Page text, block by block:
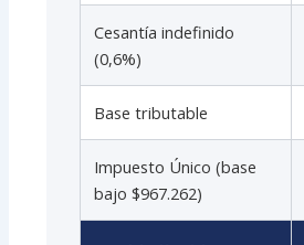
Cesantía indefinido
(0,6%)
Base tributable
Impuesto Único (base
bajo $967.262)